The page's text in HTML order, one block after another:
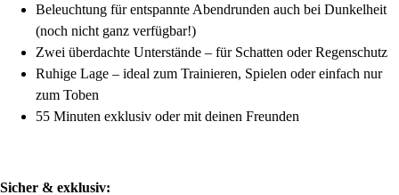
Beleuchtung für entspannte Abendrunden auch bei Dunkelheit
(noch nicht ganz verfügbar!)
Zwei überdachte Unterstände – für Schatten oder Regenschutz
Ruhige Lage – ideal zum Trainieren, Spielen oder einfach nur
zum Toben
55 Minuten exklusiv oder mit deinen Freunden
Sicher & exklusiv: